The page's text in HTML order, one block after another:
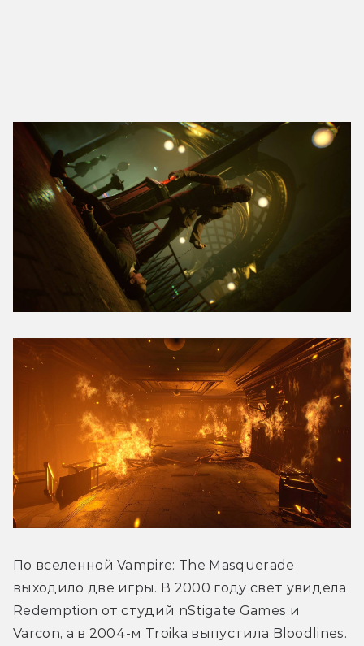
По вселенной Vampire: The Masquerade
выходило две игры. В 2000 году свет увидела
Redemption от студий nStigate Games и
Varcon, а в 2004-м Troika выпустила Bloodlines.